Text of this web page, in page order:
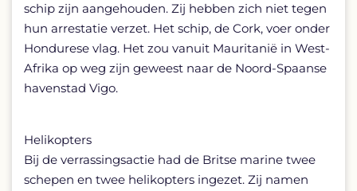
schip zijn aangehouden. Zij hebben zich niet tegen
hun arrestatie verzet. Het schip, de Cork, voer onder
Hondurese vlag. Het zou vanuit Mauritanië in West-
Afrika op weg zijn geweest naar de Noord-Spaanse
havenstad Vigo.
Helikopters
Bij de verrassingsactie had de Britse marine twee
schepen en twee helikopters ingezet. Zij namen